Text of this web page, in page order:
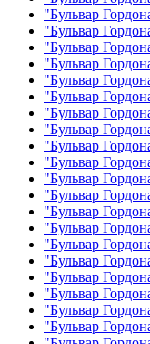
"Бульвар
"Бульвар
"Бульвар
"Бульвар
"Бульвар
"Бульвар
"Бульвар
"Бульвар
"Бульвар
"Бульвар
"Бульвар
"Бульвар
"Бульвар
"Бульвар
"Бульвар
"Бульвар
"Бульвар
"Бульвар
"Бульвар
"Бульвар